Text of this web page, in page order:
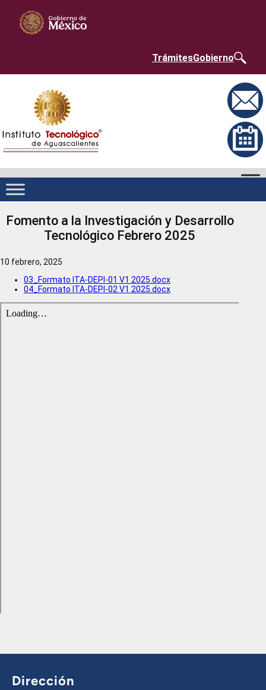
contenido
TrámitesGobierno
Fomento a la Investigación y Desarrollo
Tecnológico Febrero 2025
10 febrero, 2025
03_Formato ITA-DEPI-01 V1 2025.docx
04_Formato ITA-DEPI-02 V1 2025.docx
Dirección